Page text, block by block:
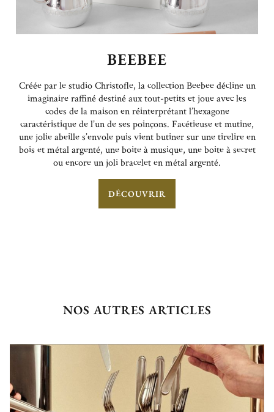
BEEBEE
Créée par le studio Christofle, la collection Beebee décline un
imaginaire raffiné destiné aux tout-petits et joue avec les
codes de la maison en réinterprétant l’hexagone
caractéristique de l’un de ses poinçons. Facétieuse et mutine,
une jolie abeille s’envole puis vient butiner sur une tirelire en
bois et métal argenté, une boite à musique, une boite à secret
ou encore un joli bracelet en métal argenté.
DÉCOUVRIR
NOS AUTRES ARTICLES